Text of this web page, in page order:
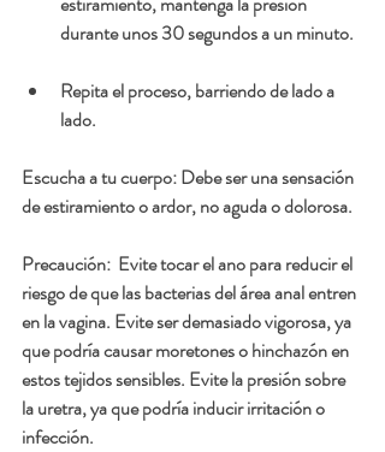
durante unos 30 segundos a un minuto.
Repita el proceso, barriendo de lado a
lado.
Escucha a tu cuerpo: Debe ser una sensación
de estiramiento o ardor, no aguda o dolorosa.
Precaución:  Evite tocar el ano para reducir el
riesgo de que las bacterias del área anal entren
en la vagina. Evite ser demasiado vigorosa, ya
que podría causar moretones o hinchazón en
estos tejidos sensibles. Evite la presión sobre
la uretra, ya que podría inducir irritación o
infección.